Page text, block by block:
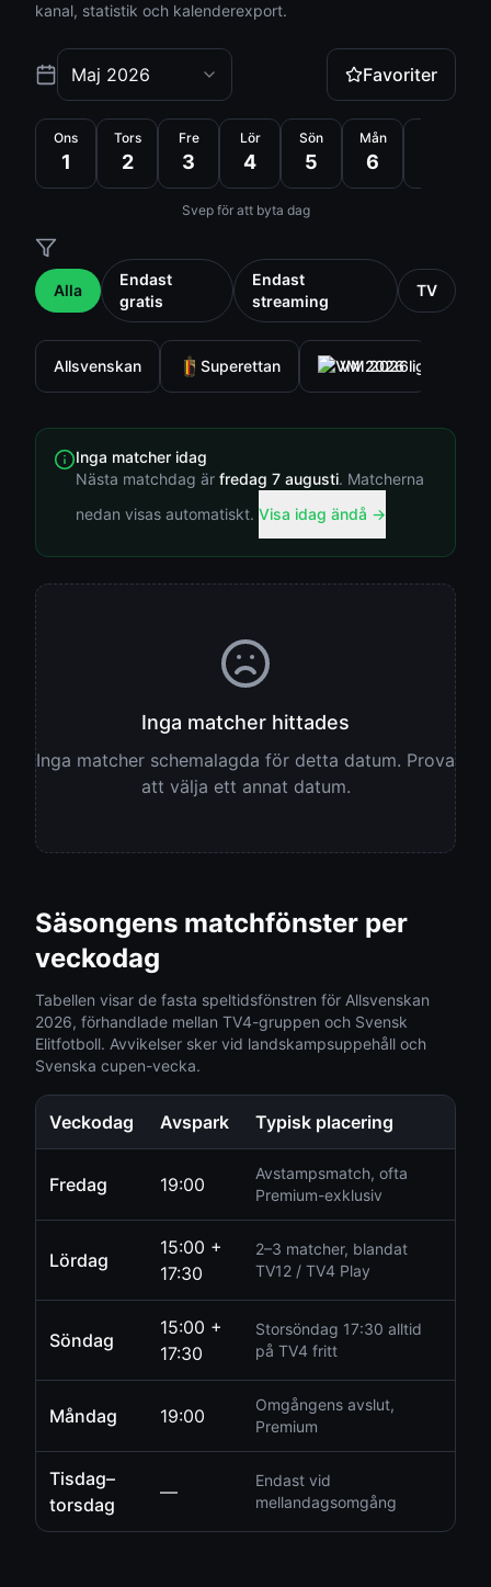
kanal, statistik och kalenderexport.
Maj 2026 Favoriter
Ons
1
Tors
2
Fre
3
Lör
4
Sön
5
Mån
6
Svep för att byta dag
Alla
Endast
gratis
Endast
streaming
TV
Allsvenskan Superettan VM 2026
Inga matcher idag
Nästa matchdag är fredag 7 augusti. Matcherna
nedan visas automatiskt. Visa idag ändå →
Inga matcher hittades
Inga matcher schemalagda för detta datum. Prova
att välja ett annat datum.
Säsongens matchfönster per
veckodag
Tabellen visar de fasta speltidsfönstren för Allsvenskan
2026, förhandlade mellan TV4-gruppen och Svensk
Elitfotboll. Avvikelser sker vid landskampsuppehåll och
Svenska cupen-vecka.
Veckodag Avspark Typisk placering
Fredag 19:00
Avstampsmatch, ofta
Premium-exklusiv
Lördag
15:00 +
17:30
2–3 matcher, blandat
TV12 / TV4 Play
Söndag
15:00 +
17:30
Storsöndag 17:30 alltid
på TV4 fritt
Måndag 19:00
Omgångens avslut,
Premium
Tisdag–
torsdag
—
Endast vid
mellandagsomgång